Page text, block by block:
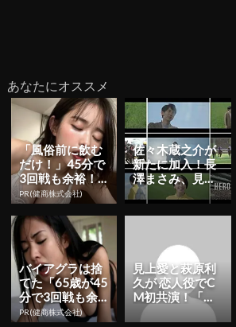
あなたにオススメ
「風俗前に飲む
だけ！」45分で
3回戦も余裕！1
日31円で朝まで
絶好調
PR(健商株式会社)
佐々木蔵之介が
新たに加入！長
澤まさみ、見上
愛と共にJRA年
間プロモーショ
バイアグラは捨
てた「65歳が45
分で3回戦も余
裕」980円で朝
PR(健商株式会社)
見上愛と萩原利
久が 恋人役でC
M初共演！「三
井ショッピング